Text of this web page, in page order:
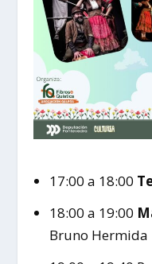
17:00 a 18:00
18:00 a 19:00
Bruno Hermida